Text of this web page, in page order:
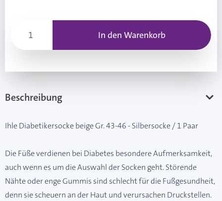
In den Warenkorb
Beschreibung
Ihle Diabetikersocke beige Gr. 43-46 - Silbersocke / 1 Paar
Die Füße verdienen bei Diabetes besondere Aufmerksamkeit,
auch wenn es um die Auswahl der Socken geht. Störende
Nähte oder enge Gummis sind schlecht für die Fußgesundheit,
denn sie scheuern an der Haut und verursachen Druckstellen.